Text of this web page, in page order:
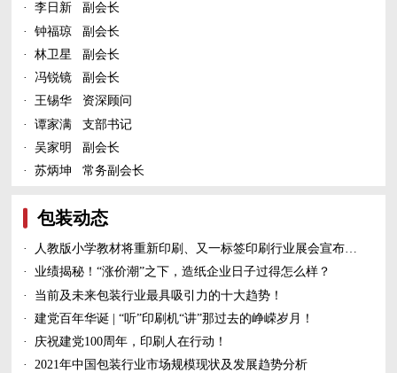
·
李日新 副会长
·
钟福琼 副会长
·
林卫星 副会长
·
冯锐镜 副会长
·
王锡华 资深顾问
·
谭家满 支部书记
·
吴家明 副会长
·
苏炳坤 常务副会长
包装动态
·
人教版小学教材将重新印刷、又一标签印刷行业展会宣布延期、5家造纸及包装印刷富豪上榜新财富500富人榜......
·
业绩揭秘！“涨价潮”之下，造纸企业日子过得怎么样？
·
当前及未来包装行业最具吸引力的十大趋势！
·
建党百年华诞 | “听”印刷机“讲”那过去的峥嵘岁月！
·
庆祝建党100周年，印刷人在行动！
·
2021年中国包装行业市场规模现状及发展趋势分析